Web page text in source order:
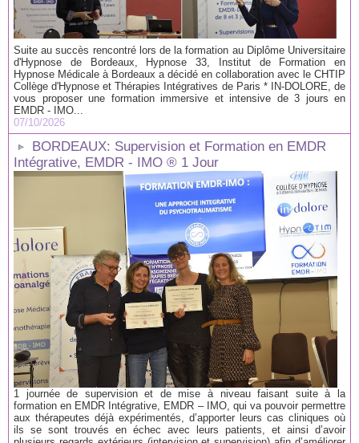
Suite au succès rencontré lors de la formation au Diplôme Universitaire
d'Hypnose de Bordeaux, Hypnose 33, Institut de Formation en
Hypnose Médicale à Bordeaux a décidé en collaboration avec le CHTIP
Collège d'Hypnose et Thérapies Intégratives de Paris * IN-DOLORE, de
vous proposer une formation immersive et intensive de 3 jours en
EMDR - IMO...
07/10/2026
BORDEAUX: Supervision et Formation en EMDR
Intégrative, EMDR - IMO ® 1 Jour
1 journée de supervision et de mise à niveau faisant suite à la
formation en EMDR Intégrative, EMDR – IMO, qui va pouvoir permettre
aux thérapeutes déjà expérimentés, d’apporter leurs cas cliniques où
ils se sont trouvés en échec avec leurs patients, et ainsi d’avoir